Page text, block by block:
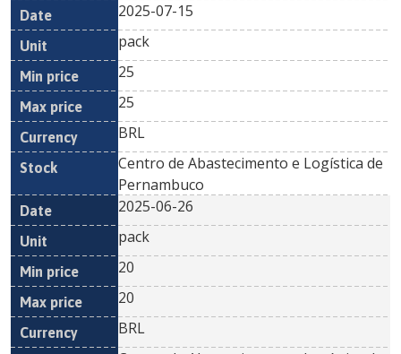
2025-07-15
pack
25
25
BRL
Centro de Abastecimento e Logística de
Pernambuco
2025-06-26
pack
20
20
BRL